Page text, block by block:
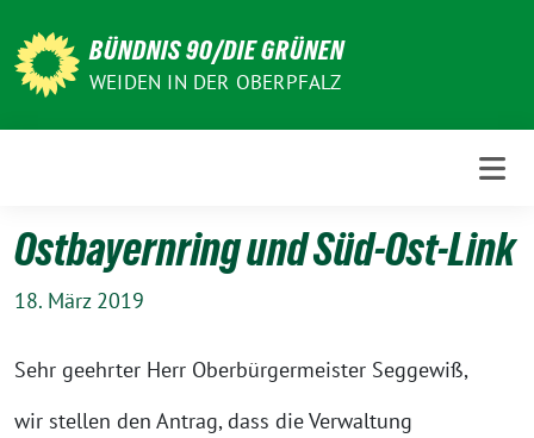
zum
Inhalt
BÜNDNIS 90/DIE GRÜNEN
WEIDEN IN DER OBERPFALZ
Ostbayernring und Süd-Ost-Link
18. März 2019
Sehr geehrter Herr Oberbürgermeister Seggewiß,
wir stellen den Antrag, dass die Verwaltung